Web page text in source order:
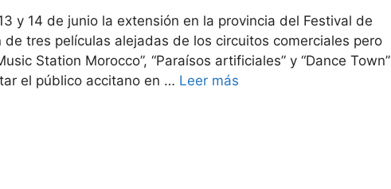
y 14 de junio la extensión en la provincia del Festival de
de tres películas alejadas de los circuitos comerciales pero
Station Morocco”, “Paraísos artificiales” y “Dance Town”
el público accitano en … Leer más